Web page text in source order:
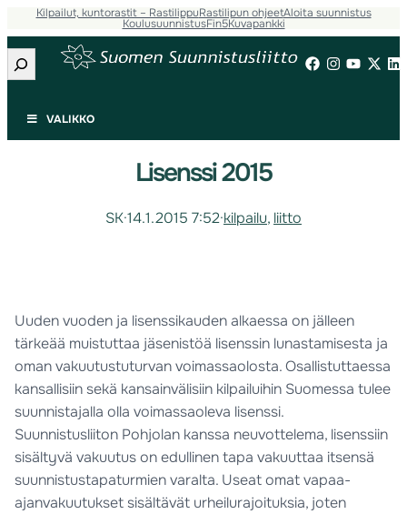
Kilpailut, kuntorastit – RastilippuRastilipun ohjeetAloita suunnistus
KoulusuunnistusFin5Kuvapankki
Etsi
VALIKKO
Lisenssi 2015
SK·14.1.2015 7:52·kilpailu, liitto
Uuden vuoden ja lisenssikauden alkaessa on jälleen
tärkeää muistuttaa jäsenistöä lisenssin lunastamisesta ja
oman vakuutustuturvan voimassaolosta. Osallistuttaessa
kansallisiin sekä kansainvälisiin kilpailuihin Suomessa tulee
suunnistajalla olla voimassaoleva lisenssi.
Suunnistusliiton Pohjolan kanssa neuvottelema, lisenssiin
sisältyvä vakuutus on edullinen tapa vakuuttaa itsensä
suunnistustapaturmien varalta. Useat omat vapaa-
ajanvakuutukset sisältävät urheilurajoituksia, joten